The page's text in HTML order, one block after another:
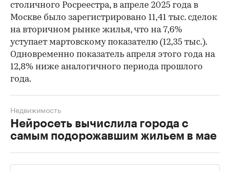
столичного Росреестра, в апреле 2025 года в
Москве было зарегистрировано 11,41 тыс. сделок
на вторичном рынке жилья, что на 7,6%
уступает мартовскому показателю (12,35 тыс.).
Одновременно показатель апреля этого года на
12,8% ниже аналогичного периода прошлого
года.
Нейросеть вычислила города с
самым подорожавшим жильем в мае
Недвижимость